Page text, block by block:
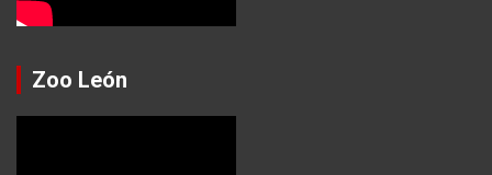
Zoo León